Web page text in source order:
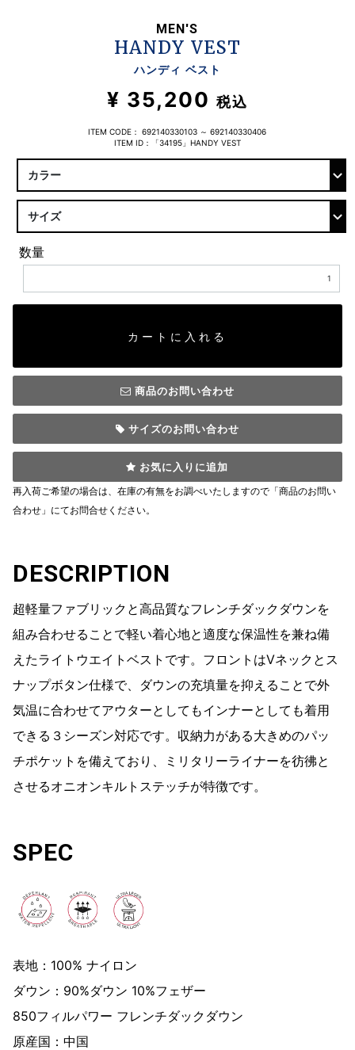
MEN'S
HANDY VEST
ハンディ ベスト
¥ 35,200 税込
ITEM CODE：692140330103 ～ 692140330406
ITEM ID：「34195」HANDY VEST
数量
カートに入れる
商品のお問い合わせ
サイズのお問い合わせ
お気に入りに追加
再入荷ご希望の場合は、在庫の有無をお調べいたしますので「商品のお問い
合わせ」にてお問合せください。
DESCRIPTION
超軽量ファブリックと高品質なフレンチダックダウンを
組み合わせることで軽い着心地と適度な保温性を兼ね備
えたライトウエイトベストです。フロントはVネックとス
ナップボタン仕様で、ダウンの充填量を抑えることで外
気温に合わせてアウターとしてもインナーとしても着用
できる３シーズン対応です。収納力がある大きめのパッ
チポケットを備えており、ミリタリーライナーを彷彿と
させるオニオンキルトステッチが特徴です。
SPEC
表地：100% ナイロン
ダウン：90%ダウン 10%フェザー
850フィルパワー フレンチダックダウン
原産国：中国